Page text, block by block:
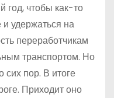
год, чтобы как-то
и удержаться на
переработчикам
транспортом. Но
сих пор. В итоге
Приходит оно